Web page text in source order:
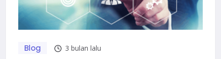
Blog 3 bulan lalu